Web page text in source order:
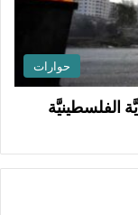
حوارات
الفلسطينيَّة